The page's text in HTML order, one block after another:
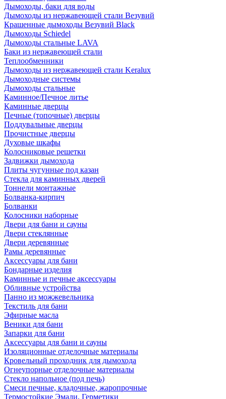
Дымоходы, баки для воды
Дымоходы из нержавеющей стали Везувий
Крашенные дымоходы Везувий Black
Дымоходы Schiedel
Дымоходы стальные LAVA
Баки из нержавеющей стали
Теплообменники
Дымоходы из нержавеющей стали Keralux
Дымоходные системы
Дымоходы стальные
Каминное/Печное литье
Каминные дверцы
Печные (топочные) дверцы
Поддувальные дверцы
Прочистные дверцы
Духовые шкафы
Колосниковые решетки
Задвижки дымохода
Плиты чугунные под казан
Стекла для каминных дверей
Тоннели монтажные
Болванка-кирпич
Болванки
Колосники наборные
Двери для бани и сауны
Двери стеклянные
Двери деревянные
Рамы деревянные
Аксессуары для бани
Бондарные изделия
Каминные и печные аксессуары
Обливные устройства
Панно из можжевельника
Текстиль для бани
Эфирные масла
Веники для бани
Запарки для бани
Аксессуары для бани и сауны
Изоляционные отделочные материалы
Кровельный проходник для дымохода
Огнеупорные отделочные материалы
Стекло напольное (под печь)
Смеси печные, кладочные, жаропрочные
Термостойкие Эмали, Герметики